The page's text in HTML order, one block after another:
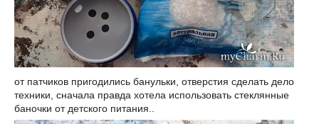
от патчиков пригодились банульки, отверстия сделать дело
техники, сначала правда хотела использовать стеклянные
баночки от детского питания..